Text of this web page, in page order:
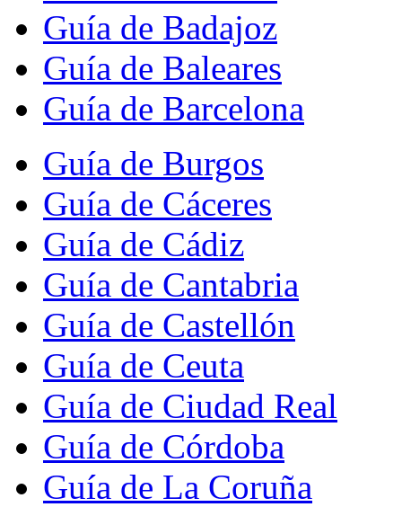
Guía de Badajoz
Guía de Baleares
Guía de Barcelona
Guía de Burgos
Guía de Cáceres
Guía de Cádiz
Guía de Cantabria
Guía de Castellón
Guía de Ceuta
Guía de Ciudad Real
Guía de Córdoba
Guía de La Coruña